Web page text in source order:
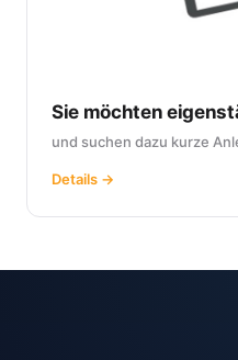
Sie möchten
und suchen dazu kurze
Details →